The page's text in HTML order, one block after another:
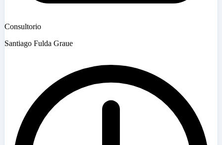
Consultorio
Santiago Fulda Graue